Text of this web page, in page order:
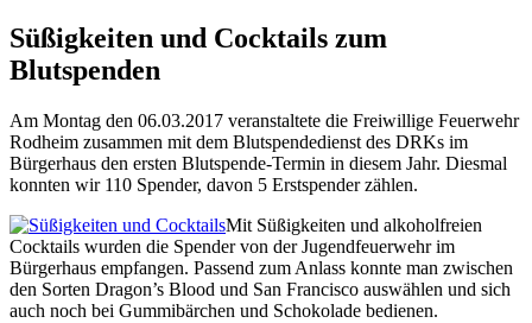
Süßigkeiten und Cocktails zum
Blutspenden
Am Montag den 06.03.2017 veranstaltete die Freiwillige Feuerwehr
Rodheim zusammen mit dem Blutspendedienst des DRKs im
Bürgerhaus den ersten Blutspende-Termin in diesem Jahr. Diesmal
konnten wir 110 Spender, davon 5 Erstspender zählen.
Mit Süßigkeiten und alkoholfreien
Cocktails wurden die Spender von der Jugendfeuerwehr im
Bürgerhaus empfangen. Passend zum Anlass konnte man zwischen
den Sorten Dragon’s Blood und San Francisco auswählen und sich
auch noch bei Gummibärchen und Schokolade bedienen.